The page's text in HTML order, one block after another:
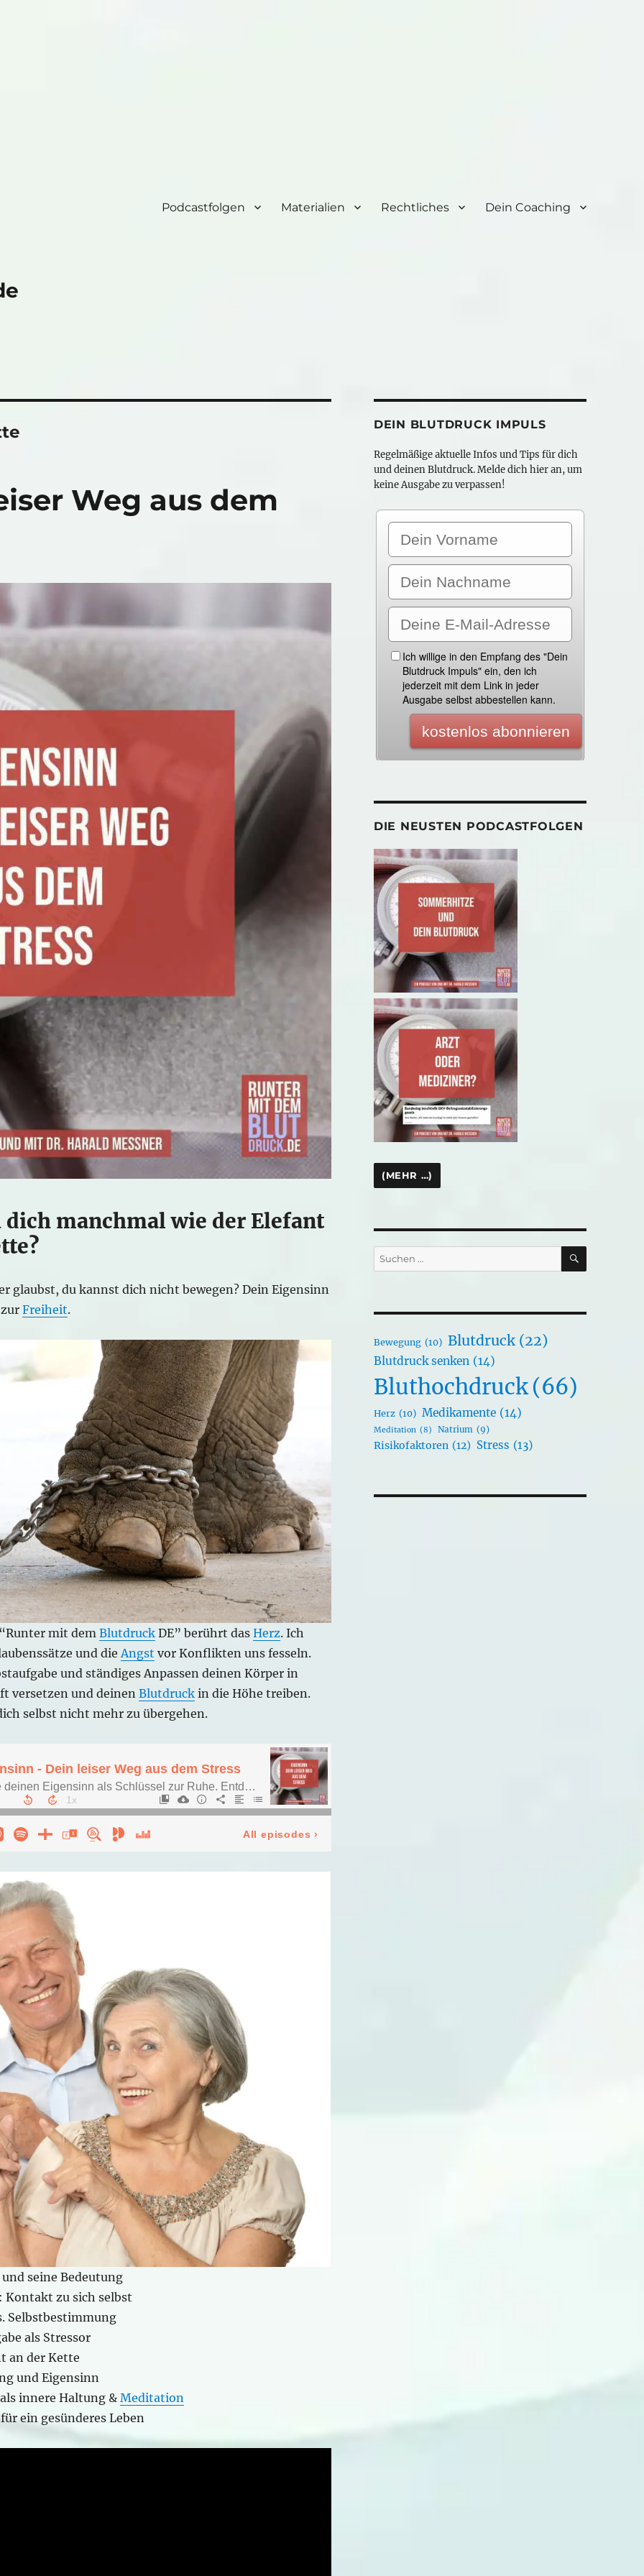
Podcastfolgen Materialien Rechtliches Dein Coaching
Weg aus dem
dich manchmal wie der Elefant
glaubst, du kannst dich nicht bewegen? Dein Eigensinn
Freiheit.
mit dem BlutdruckDE” berührt das Herz. Ich
und die Angst vor Konflikten uns fesseln.
und ständiges Anpassen deinen Körper in
versetzen und deinen Blutdruckin die Höhe treiben.
selbst nicht mehr zu übergehen.
seine Bedeutung
Kontakt zu sich selbst
Selbstbestimmung
als Stressor
an der Kette
und Eigensinn
innere Haltung & Meditation
ein gesünderes Leben
DEIN BLUTDRUCK IMPULS
Regelmäßige aktuelle Infos und Tips für dich
und deinen Blutdruck. Melde dich hier an, um
keine Ausgabe zu verpassen!
DIE NEUSTEN PODCASTFOLGEN
Suchen
nach:
SUCHEN
Bewegung (10) Blutdruck (22)
Blutdruck senken (14)
Bluthochdruck(66)
Herz (10) Medikamente (14)
Meditation (8) Natrium (9)
Risikofaktoren (12) Stress (13)